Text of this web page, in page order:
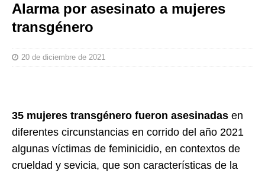
Alarma por asesinato a mujeres
transgénero
20 de diciembre de 2021
35 mujeres transgénero fueron asesinadas en
diferentes circunstancias en corrido del año 2021
algunas víctimas de feminicidio, en contextos de
crueldad y sevicia, que son características de la